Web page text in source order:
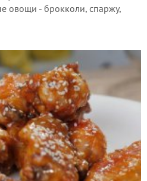
овощи - брокколи, спаржу,